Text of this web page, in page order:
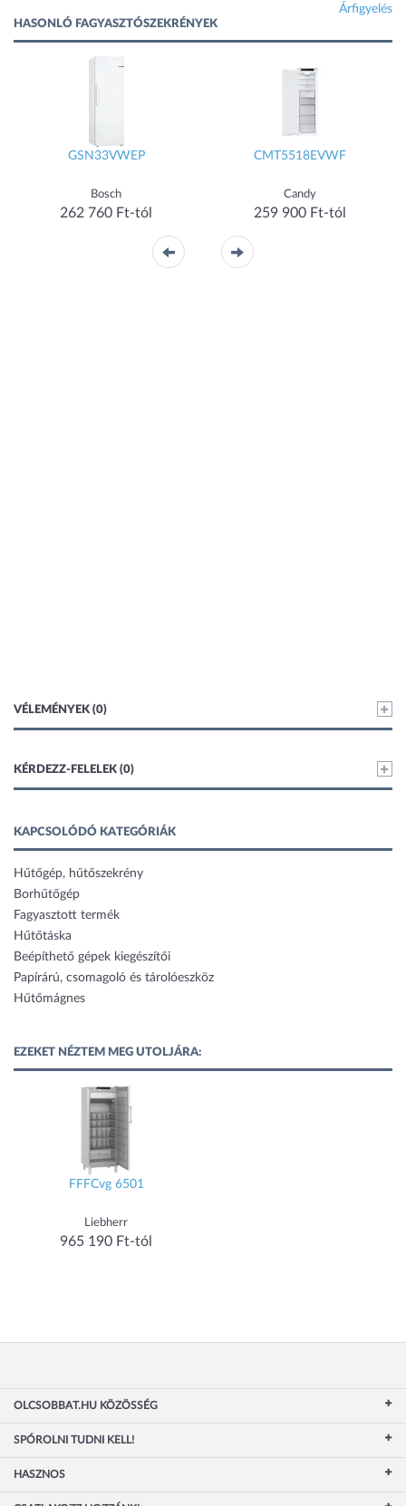
Árfigyelés
HASONLÓ FAGYASZTÓSZEKRÉNYEK
GSN33VWEP
Bosch
262 760 Ft-tól
CMT5518EVWF
Candy
259 900 Ft-tól
VÉLEMÉNYEK (0)
KÉRDEZZ-FELELEK (0)
KAPCSOLÓDÓ KATEGÓRIÁK
Hűtőgép, hűtőszekrény
Borhűtőgép
Fagyasztott termék
Hűtőtáska
Beépíthető gépek kiegészítői
Papírárú, csomagoló és tárolóeszköz
Hűtőmágnes
EZEKET NÉZTEM MEG UTOLJÁRA:
FFFCvg 6501
Liebherr
965 190 Ft-tól
OLCSOBBAT.HU KÖZÖSSÉG
SPÓROLNI TUDNI KELL!
HASZNOS